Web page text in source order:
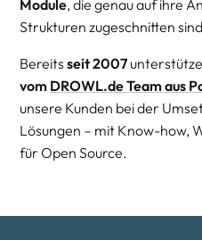
Module, die genau auf ihre
Strukturen zugeschnitten
Bereitsseit 2007
vom DROWL.de Team aus
unsere Kunden bei der
Lösungen – mit Know-how,
für Open Source.